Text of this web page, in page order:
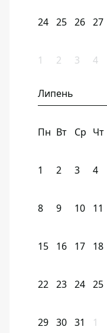
24 25 26 27
1 2 3 4
Липень
Пн Вт Ср Чт
1 2 3 4
8 9 10 11
15 16 17 18
22 23 24 25
29 30 31 1